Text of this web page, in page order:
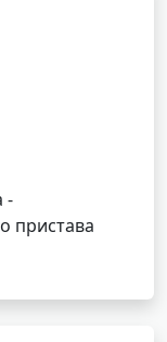
-
пристава